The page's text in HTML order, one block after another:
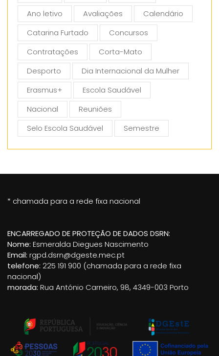
Ano letivo
Avaliações
Calendário
Catarina Furtado
Concursos
Contratações
Corta-Mato
Desporto
Dia Internacional da Mulher
Erasmus+
Escola Saudável
Nacional
Reuniões
Selo Escola Saudável
Semestre
* chamada para a rede fixa nacional
ENCARREGADO DE PROTEÇÃO DE DADOS DSRN:
Nome: Esmeralda Diegues Nascimento
Email: rgpd.dsrn@dgeste.mec.pt
telefone: 225 191 900 (chamada para a rede fixa
nacional)
morada: Rua António Carneiro, 98, 4349-003 Porto